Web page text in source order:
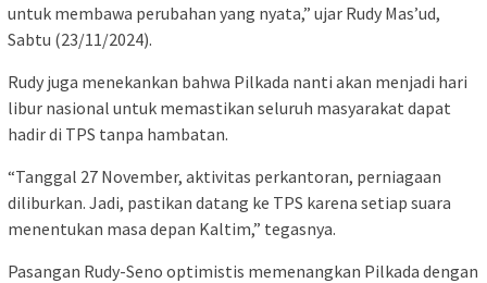
untuk membawa perubahan yang nyata,” ujar Rudy Mas’ud,
Sabtu (23/11/2024).
Rudy juga menekankan bahwa Pilkada nanti akan menjadi hari
libur nasional untuk memastikan seluruh masyarakat dapat
hadir di TPS tanpa hambatan.
“Tanggal 27 November, aktivitas perkantoran, perniagaan
diliburkan. Jadi, pastikan datang ke TPS karena setiap suara
menentukan masa depan Kaltim,” tegasnya.
Pasangan Rudy-Seno optimistis memenangkan Pilkada dengan